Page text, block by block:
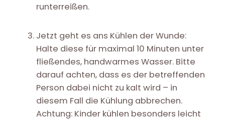
runterreißen.
Jetzt geht es ans Kühlen der Wunde:
Halte diese für maximal 10 Minuten unter
fließendes, handwarmes Wasser. Bitte
darauf achten, dass es der betreffenden
Person dabei nicht zu kalt wird – in
diesem Fall die Kühlung abbrechen.
Achtung: Kinder kühlen besonders leicht